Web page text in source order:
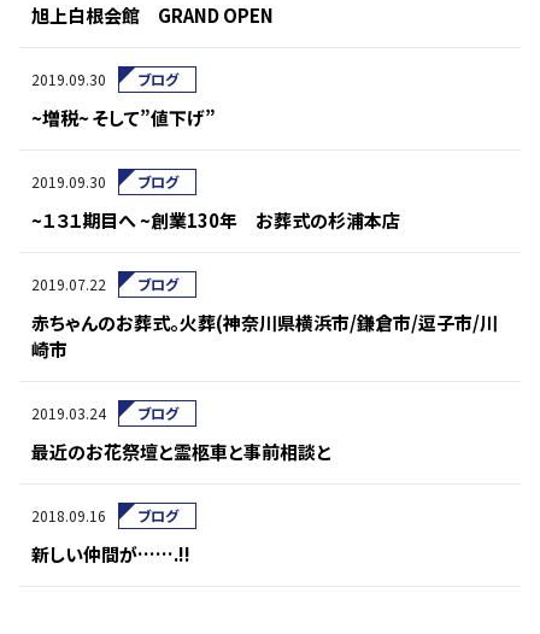
旭上白根会館 GRAND OPEN
2019.09.30 ブログ
~増税~ そして”値下げ”
2019.09.30 ブログ
~１３１期目へ ~創業130年 お葬式の杉浦本店
2019.07.22 ブログ
赤ちゃんのお葬式。火葬(神奈川県横浜市/鎌倉市/逗子市/川
崎市
2019.03.24 ブログ
最近のお花祭壇と霊柩車と事前相談と
2018.09.16 ブログ
新しい仲間が…….!!